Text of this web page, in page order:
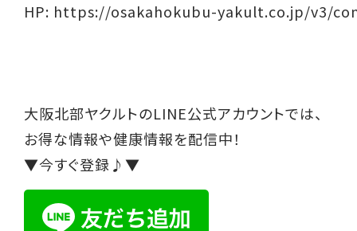
HP: https://osakahokubu-yakult.co.jp/v3/
大阪北部ヤクルトのLINE公式アカウントでは、
お得な情報や健康情報を配信中！
▼今すぐ登録♪▼